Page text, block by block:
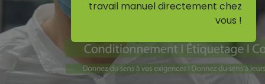
travail manuel directement chez
vous !